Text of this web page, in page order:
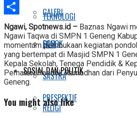
TEKNOLOGI
SOSOK
SOSIAL DAN POLITIK
PRESPEKTIF
GALERI
FILM
SASTRA
RELIGI
Telegram
Share
Ngawi, Spotnews.id – Baznas Ngawi
Ngawi Taqwa di SMPN 1 Geneng
momentum pembukaan kegiatan
yang bertempat di Masjid SMPN 1
Kepala Sekolah, Tenega Pendidik &
Pemateri Pondok Ramadhan dari
Geneng.
You might also like